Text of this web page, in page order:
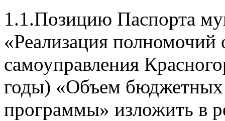
1.1.Позицию Паспорта
«Реализация полномочий
самоуправления
годы) «Объем бюджетных
программы» изложить в